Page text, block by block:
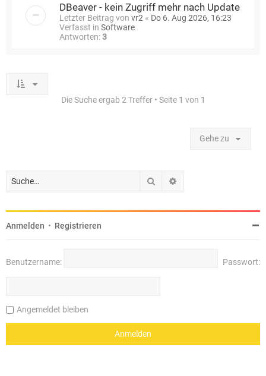
DBeaver - kein Zugriff mehr nach Update
Letzter Beitrag von vr2 « Do 6. Aug 2026, 16:23
Verfasst in Software
Antworten:3
Die Suche ergab 2 Treffer • Seite 1 von 1
Gehe zu
Suche
Anmelden • Registrieren
Benutzername: Passwort:
Angemeldet bleiben